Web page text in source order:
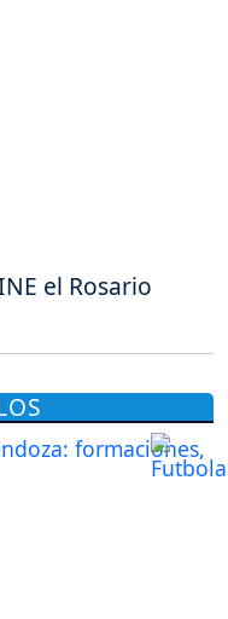
el Rosario